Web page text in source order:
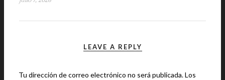
LEAVE A REPLY
Tu dirección de correo electrónico no será publicada.Los